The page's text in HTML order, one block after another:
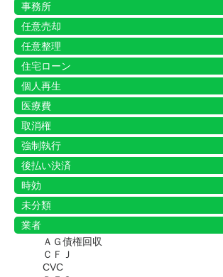
事務所
任意売却
任意整理
住宅ローン
個人再生
医療費
取消権
強制執行
後払い決済
時効
未分類
業者
ＡＧ債権回収
ＣＦＪ
CVC